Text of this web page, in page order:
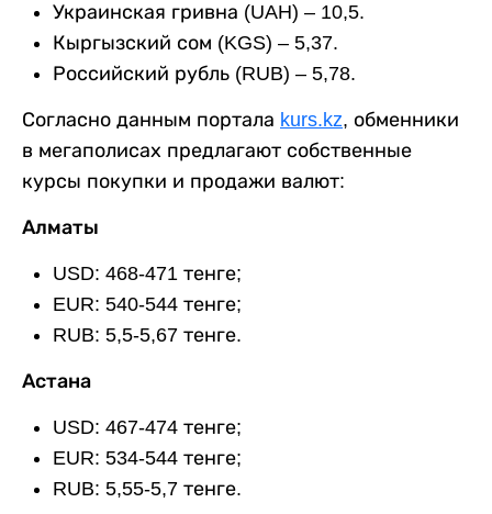
Украинская гривна (UAH) – 10,5.
Кыргызский сом (KGS) – 5,37.
Российский рубль (RUB) – 5,78.
Согласно данным портала kurs.kz, обменники
в мегаполисах предлагают собственные
курсы покупки и продажи валют:
Алматы
USD: 468-471 тенге;
EUR: 540-544 тенге;
RUB: 5,5-5,67 тенге.
Астана
USD: 467-474 тенге;
EUR: 534-544 тенге;
RUB: 5,55-5,7 тенге.